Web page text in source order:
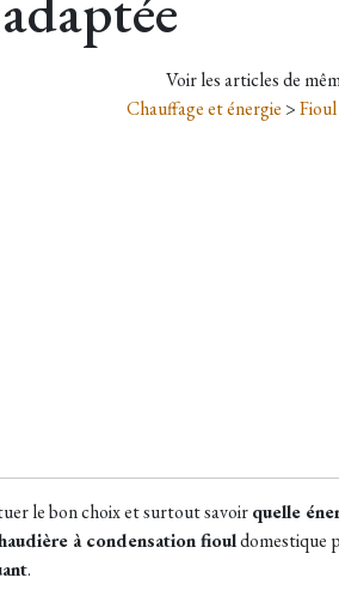
Voir les articles de
Chauffage et énergie >
le bon choix et surtout savoirquelle
à condensation fiouldomestique
.